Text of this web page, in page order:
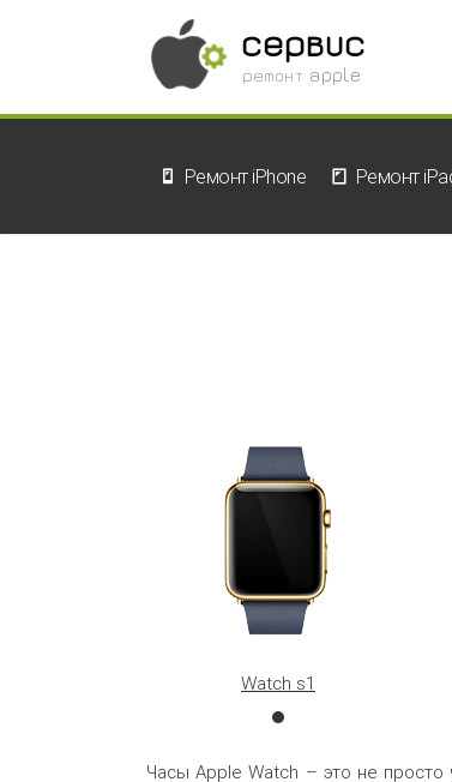
сервис
ремонт apple
Ремонт iPhone Ремонт
Watch s1
Часы Apple Watch – это не просто